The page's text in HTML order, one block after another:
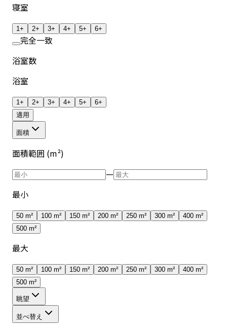
寝室
1+ 2+ 3+ 4+ 5+ 6+
完全一致
浴室数
浴室
1+ 2+ 3+ 4+ 5+
6+
適用
面積
面積範囲 (m²)
—
最小
50 m² 100 m² 150 m² 200 m² 250 m² 300 m²
400 m²
500 m²
最大
50 m² 100 m² 150 m² 200 m² 250 m² 300 m²
400 m²
500 m²
眺望
並べ替え